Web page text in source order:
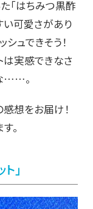
「はちみつ黒酢
い可愛さがあり
シュできそう！
は実感できなさ
……。
想をお届け！
。
」